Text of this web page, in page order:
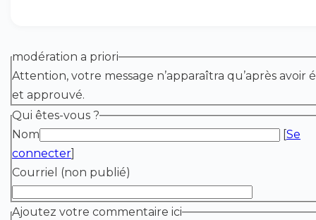
modération a priori
Attention, votre message n’apparaîtra qu’après avoir
et approuvé.
Qui êtes-vous ?
Nom
[Se
connecter]
Courriel (non publié)
Ajoutez votre commentaire ici